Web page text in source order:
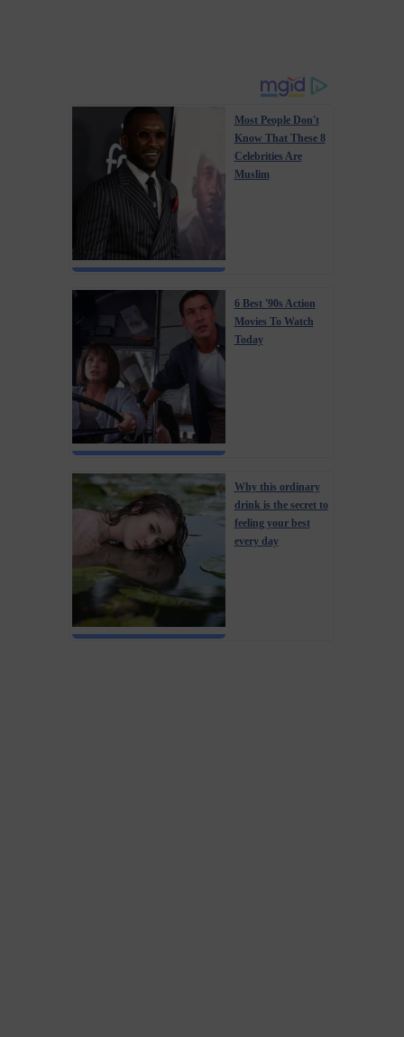
Most People Don't
Know That These 8
Celebrities Are
Muslim
6 Best '90s Action
Movies To Watch
Today
Why this ordinary
drink is the secret to
feeling your best
every day